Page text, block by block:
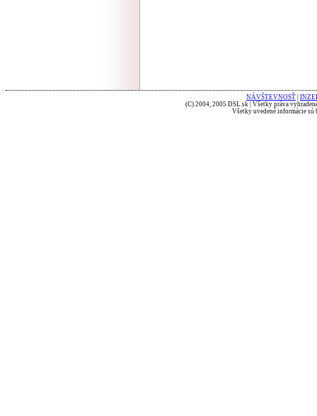
NÁVŠTEVNOSŤ
(C) 2004, 2005 DSL.sk | Všetky práva
Všetky uvedené informácie sú